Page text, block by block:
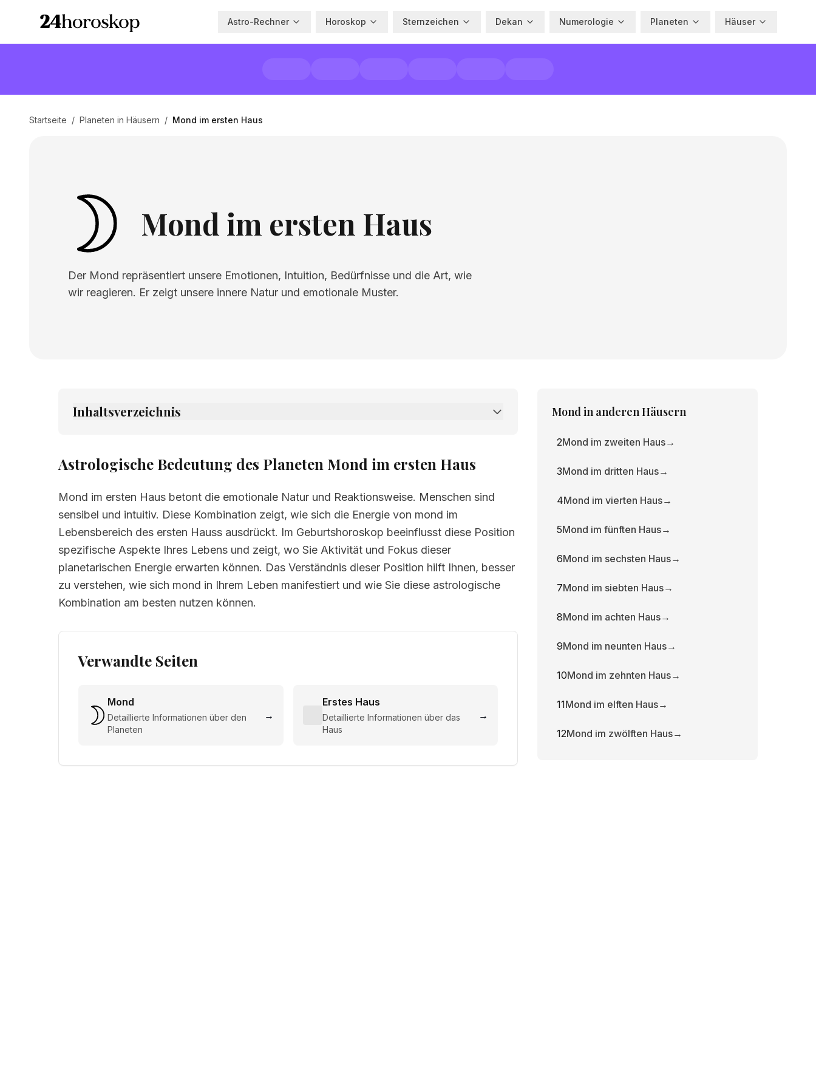
Astro-Rechner Horoskop Sternzeichen Dekan Numerologie Planeten Häuser
Startseite / Planeten in Häusern / Mond im ersten Haus
Mond im ersten Haus
Der Mond repräsentiert unsere Emotionen, Intuition, Bedürfnisse und die Art, wie
wir reagieren. Er zeigt unsere innere Natur und emotionale Muster.
Inhaltsverzeichnis
Astrologische Bedeutung des Planeten Mond im ersten Haus
Mond im ersten Haus betont die emotionale Natur und Reaktionsweise. Menschen sind
sensibel und intuitiv. Diese Kombination zeigt, wie sich die Energie von mond im
Lebensbereich des ersten Hauss ausdrückt. Im Geburtshoroskop beeinflusst diese Position
spezifische Aspekte Ihres Lebens und zeigt, wo Sie Aktivität und Fokus dieser
planetarischen Energie erwarten können. Das Verständnis dieser Position hilft Ihnen, besser
zu verstehen, wie sich mond in Ihrem Leben manifestiert und wie Sie diese astrologische
Kombination am besten nutzen können.
Verwandte Seiten
Mond
Detaillierte Informationen über den
Planeten
→
Erstes Haus
Detaillierte Informationen über das
Haus
→
Mondin anderen Häusern
2Mond im zweiten Haus→
3Mond im dritten Haus→
4Mond im vierten Haus→
5Mond im fünften Haus→
6Mond im sechsten Haus→
7Mond im siebten Haus→
8Mond im achten Haus→
9Mond im neunten Haus→
10Mond im zehnten Haus→
11Mond im elften Haus→
12Mond im zwölften Haus→